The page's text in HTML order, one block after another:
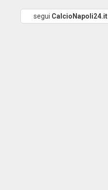
segui CalcioNapoli24.it